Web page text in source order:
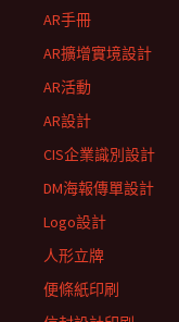
AR手冊
AR擴增實境設計
AR活動
AR設計
CIS企業識別設計
DM海報傳單設計
Logo設計
人形立牌
便條紙印刷